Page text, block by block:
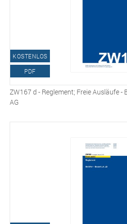
KOSTENLOS
PDF
ZW167 d - Reglement; Freie Ausläufe -
AG